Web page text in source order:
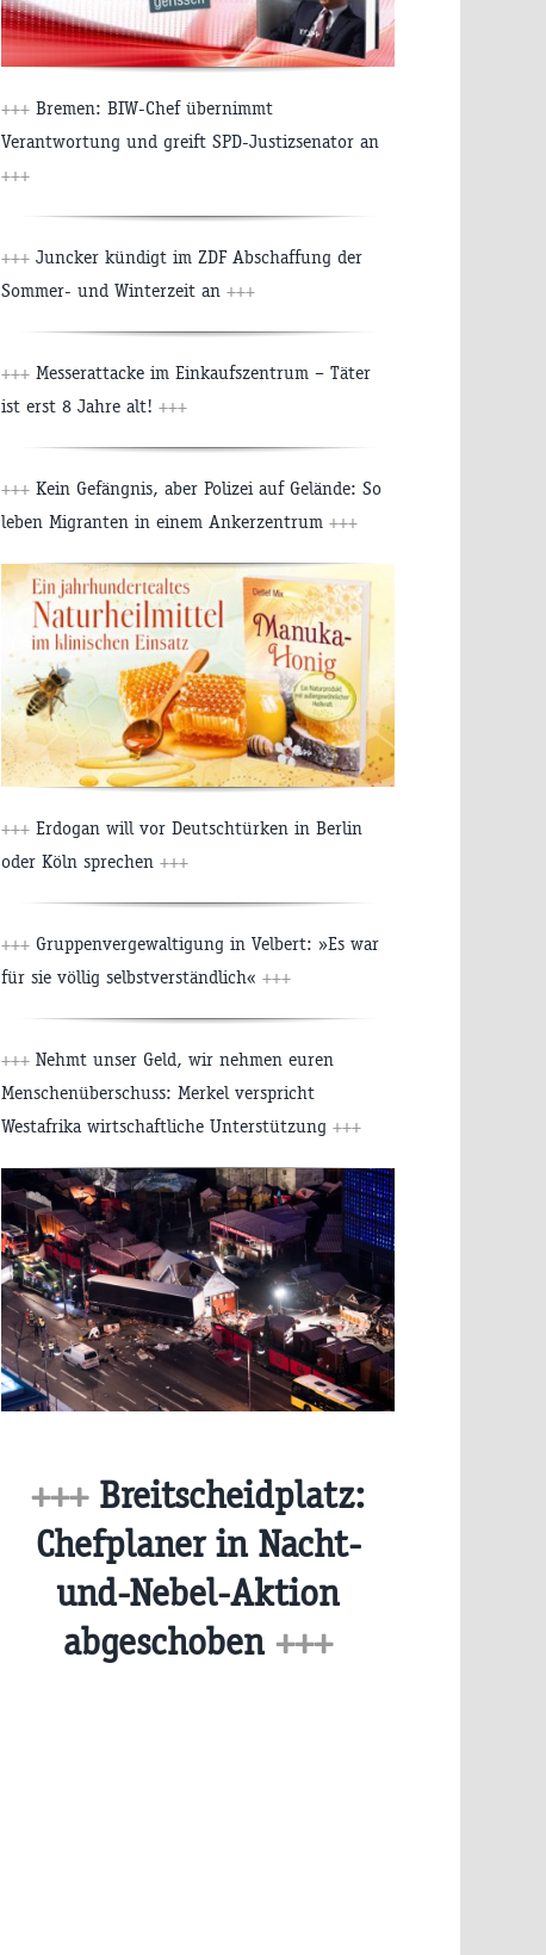
+++ Bremen: BIW-Chef übernimmt
Verantwortung und greift SPD-Justizsenator an
+++
+++ Juncker kündigt im ZDF Abschaffung der
Sommer- und Winterzeit an +++
+++ Messerattacke im Einkaufszentrum – Täter
ist erst 8 Jahre alt! +++
+++ Kein Gefängnis, aber Polizei auf Gelände: So
leben Migranten in einem Ankerzentrum +++
+++ Erdogan will vor Deutschtürken in Berlin
oder Köln sprechen +++
+++ Gruppenvergewaltigung in Velbert: »Es war
für sie völlig selbstverständlich« +++
+++ Nehmt unser Geld, wir nehmen euren
Menschenüberschuss: Merkel verspricht
Westafrika wirtschaftliche Unterstützung +++
+++ Breitscheidplatz:
Chefplaner in Nacht-
und-Nebel-Aktion
abgeschoben +++